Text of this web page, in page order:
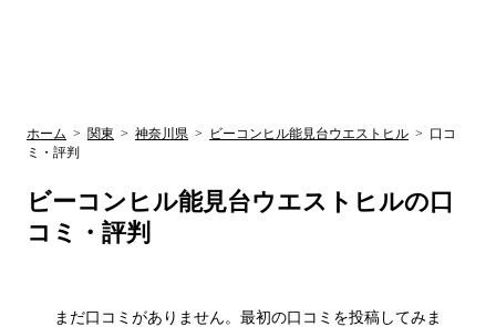
ホーム > 関東 > 神奈川県 > ビーコンヒル能見台ウエストヒル > 口コ
ミ・評判
ビーコンヒル能見台ウエストヒルの口
コミ・評判
まだ口コミがありません。最初の口コミを投稿してみま